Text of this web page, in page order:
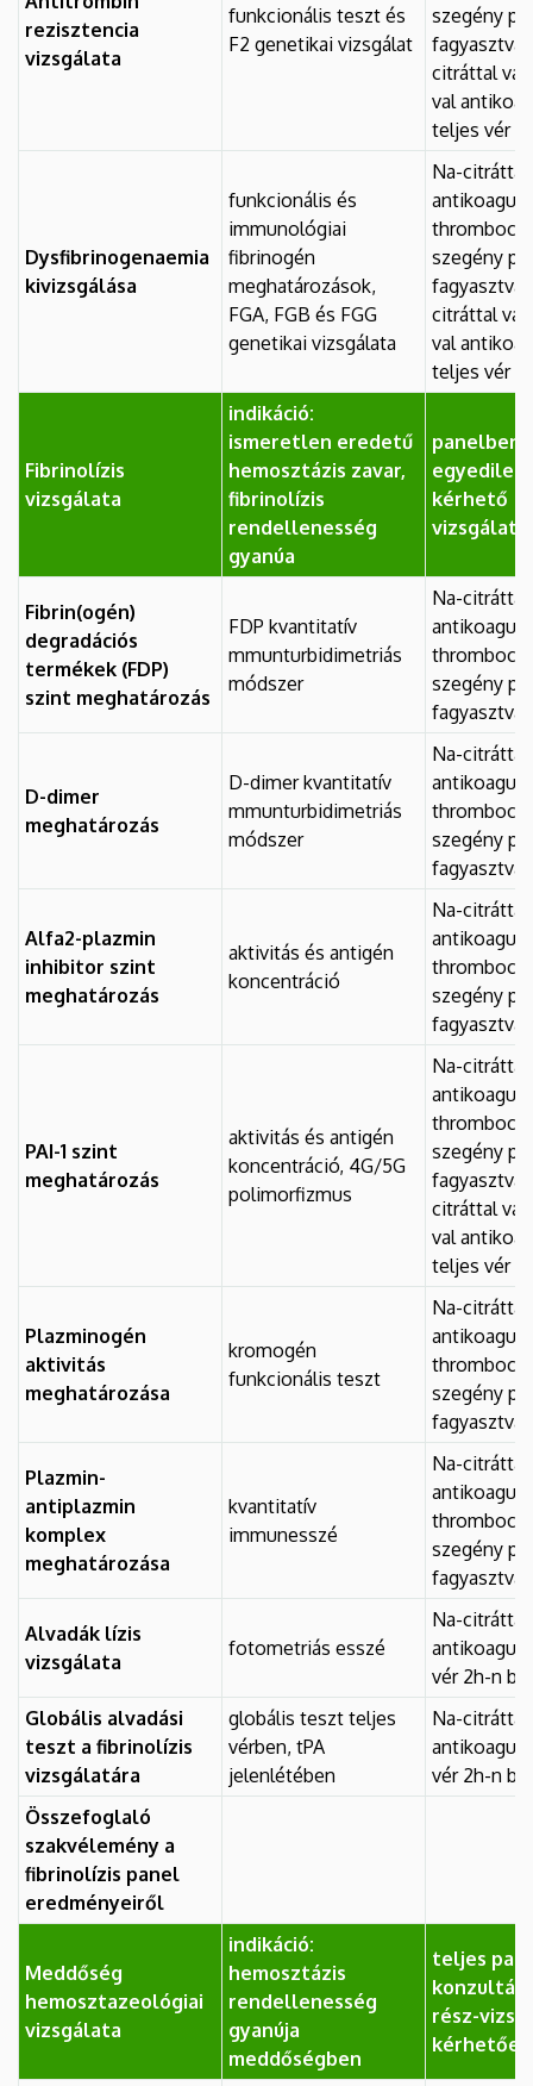
rezisztencia
vizsgálata
funkcionális teszt és
F2 genetikai vizsgálat
szegény
fagyasztva
citráttal
val
teljes vér
Dysfibrinogenaemia
kivizsgálása
funkcionális és
immunológiai
fibrinogén
meghatározások,
FGA, FGB és FGG
genetikai vizsgálata
Na-citráttal
szegény
fagyasztva
citráttal
val
teljes vér
Fibrinolízis
vizsgálata
indikáció:
ismeretlen eredetű
hemosztázis zavar,
fibrinolízis
rendellenesség
gyanúa
panelben
egyedileg
kérhető
Fibrin(ogén)
degradációs
termékek (FDP)
szint meghatározás
FDP kvantitatív
mmunturbidimetriás
módszer
Na-citráttal
szegény
fagyasztva
D-dimer
meghatározás
D-dimer kvantitatív
mmunturbidimetriás
módszer
Na-citráttal
szegény
fagyasztva
Alfa2-plazmin
inhibitor szint
meghatározás
aktivitás és antigén
koncentráció
Na-citráttal
szegény
fagyasztva
PAI-1 szint
meghatározás
aktivitás és antigén
koncentráció, 4G/5G
polimorfizmus
Na-citráttal
szegény
fagyasztva
citráttal
val
teljes vér
Plazminogén
aktivitás
meghatározása
kromogén
funkcionális teszt
Na-citráttal
szegény
fagyasztva
Plazmin-
antiplazmin
komplex
meghatározása
kvantitatív
immunesszé
Na-citráttal
szegény
fagyasztva
Alvadák lízis
vizsgálata
fotometriás esszé
Na-citráttal
vér 2h-n
Globális alvadási
teszt a fibrinolízis
vizsgálatára
globális teszt teljes
vérben, tPA
jelenlétében
Na-citráttal
vér 2h-n
Összefoglaló
szakvélemény a
fibrinolízis panel
eredményeiről
Meddőség
hemosztazeológiai
vizsgálata
indikáció:
hemosztázis
rendellenesség
gyanúja
meddőségben
teljes
rész-
kérhetőek